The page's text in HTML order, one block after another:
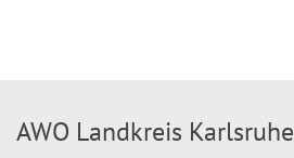
AWO Landkreis Karlsruhe